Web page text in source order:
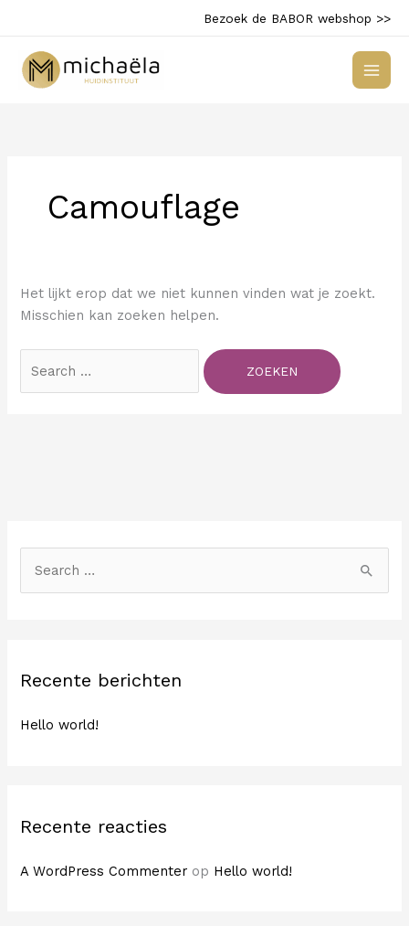
inhoud
Bezoek de BABOR webshop >>
Camouflage
Het lijkt erop dat we niet kunnen vinden wat je zoekt.
Misschien kan zoeken helpen.
naar:
a
a
Recente berichten
Hello world!
Recente reacties
A WordPress Commenter op Hello world!